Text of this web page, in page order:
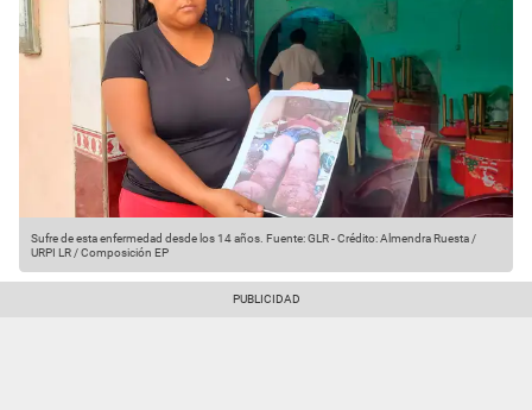
Sufre de esta enfermedad desde los 14 años. Fuente: GLR-Crédito: Almendra Ruesta /
URPI LR / Composición EP